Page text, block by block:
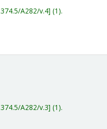
A282/v.4 (1).
A282/v.3 (1).